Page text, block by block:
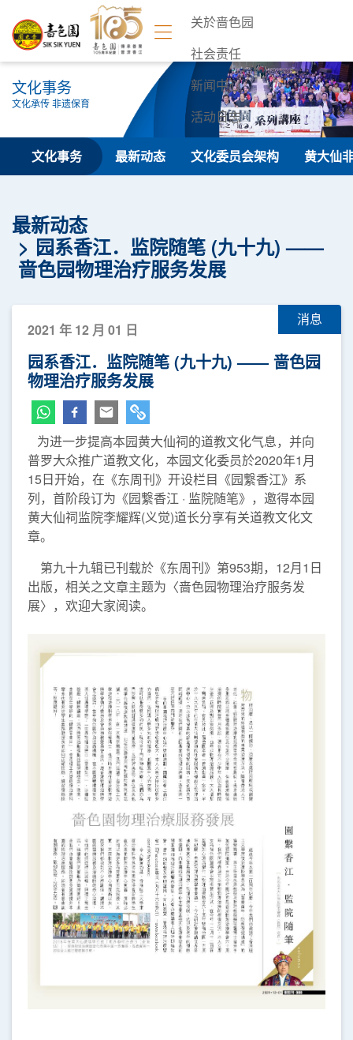
关於啬色园
社会责任
新闻中心
活动日志
联络我们
文化事务
文化承传 非遗保育
文化事务 最新动态 文化委员会架构 黄大仙
最新动态
园系香江．监院随笔 (九十九) ——
啬色园物理治疗服务发展
消息
2021 年 12 月 01 日
园系香江．监院随笔 (九十九) —— 啬色园
物理治疗服务发展
为进一步提高本园黄大仙祠的道教文化气息，并向
普罗大众推广道教文化，本园文化委员於2020年1月
15日开始，在《东周刊》开设栏目《园繋香江》系
列，首阶段订为《园繋香江 · 监院随笔》，邀得本园
黄大仙祠监院李耀辉(义觉)道长分享有关道教文化文
章。
第九十九辑已刊载於《东周刊》第953期，12月1日
出版，相关之文章主题为〈啬色园物理治疗服务发
展〉，欢迎大家阅读。